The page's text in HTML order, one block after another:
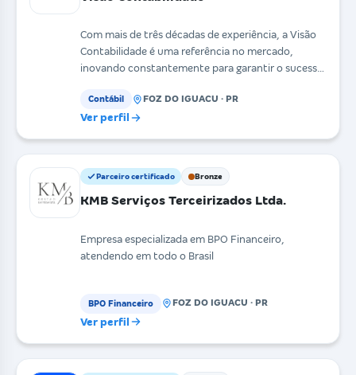
Com mais de três décadas de experiência, a Visão
Contabilidade é uma referência no mercado,
inovando constantemente para garantir o sucesso
Contábil FOZ DO IGUACU · PR
Ver perfil
Parceiro certificado Bronze
KMB Serviços Terceirizados Ltda.
Empresa especializada em BPO Financeiro,
atendendo em todo o Brasil
BPO Financeiro FOZ DO IGUACU · PR
Ver perfil